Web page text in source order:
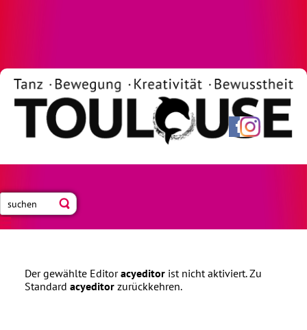
Der gewählte Editoracyeditor ist nicht aktiviert. Zu
Standard acyeditor zurückkehren.